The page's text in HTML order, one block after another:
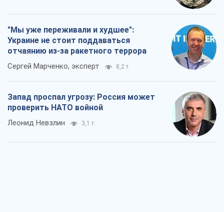
"Мы уже переживали и худшее":
Украине не стоит поддаваться
отчаянию из-за ракетного террора
Сергей Марченко, эксперт 8,2 т.
Запад проспал угрозу: Россия может
проверить НАТО войной
Леонид Невзлин 3,1 т.